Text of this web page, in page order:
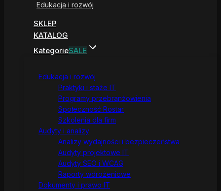
Edukacja i rozwój
SKLEP
KATALOG
KategorieSALE
Edukacja i rozwój
Praktyki i staże IT
Programy przebranżowienia
Społeczność Rostar
Szkolenia dla firm
Audyty i analizy
Analizy wydajności i bezpieczeństwa
Audyty projektowe IT
Audyty SEO i WCAG
Raporty wdrożeniowe
Dokumenty i prawo IT